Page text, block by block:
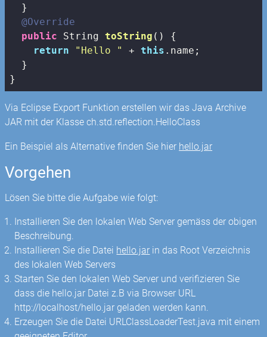
  }
@Override
public String toString ()
{
return
"Hello " + this .name;
  }
Via Eclipse Export Funktion erstellen wir das Java Archive
JAR mit der Klasse ch.std.reflection.HelloClass
Ein Beispiel als Alternative finden Sie hier hello.jar
Vorgehen
Lösen Sie bitte die Aufgabe wie folgt:
Installieren Sie den lokalen Web Server gemäss der obigen
Beschreibung.
Installieren Sie die Datei hello.jar in das Root Verzeichnis
des lokalen Web Servers
Starten Sie den lokalen Web Server und verifizieren Sie
dass die hello.jar Datei z.B via Browser URL
http://localhost/hello.jar geladen werden kann.
Erzeugen Sie die Datei URLClassLoaderTest.java mit einem